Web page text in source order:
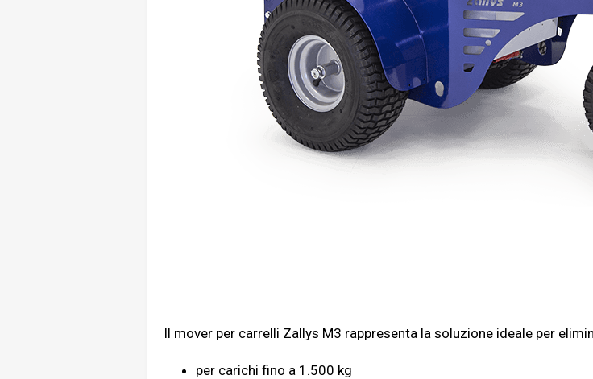
Il mover per carrelli Zallys M3 rappresenta la soluzione ideale per
per carichi fino a 1.500 kg